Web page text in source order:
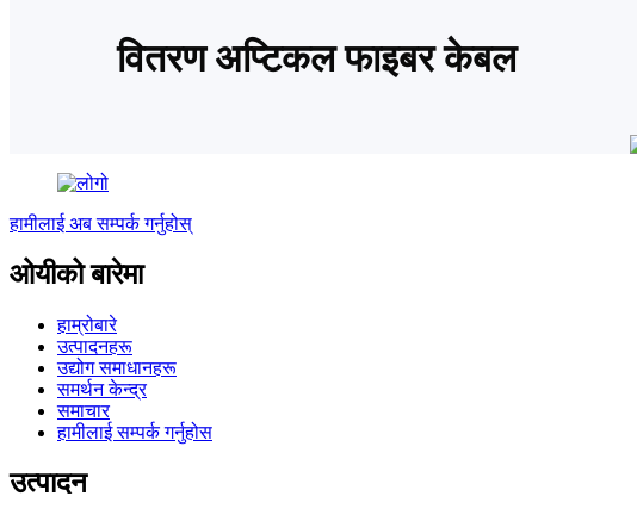
वितरण अप्टिकल फाइबर केबल
हामीलाई अब सम्पर्क गर्नुहोस्
ओयीको बारेमा
हाम्रोबारे
उत्पादनहरू
उद्योग समाधानहरू
समर्थन केन्द्र
समाचार
हामीलाई सम्पर्क गर्नुहोस
उत्पादन